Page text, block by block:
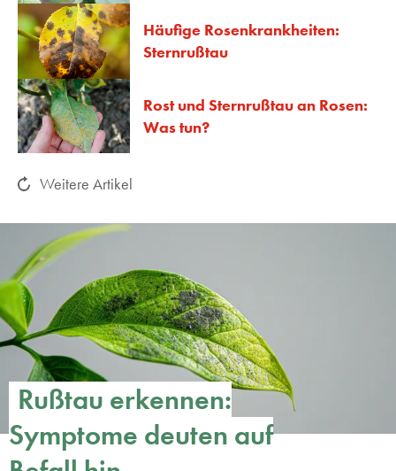
Häufige Rosenkrankheiten:
Sternrußtau
Rost und Sternrußtau an Rosen:
Was tun?
Weitere Artikel
Rußtau erkennen:
Symptome deuten auf